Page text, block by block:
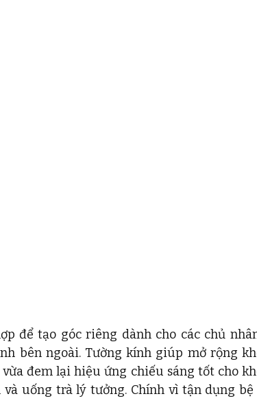
để tạo góc riêng dành cho các chủ
bên ngoài. Tường kính giúp mở rộng
đem lại hiệu ứng chiếu sáng tốt cho
uống trà lý tưởng. Chính vì tận dụng bệ